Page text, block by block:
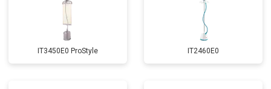
IT3450E0 ProStyle IT2460E0